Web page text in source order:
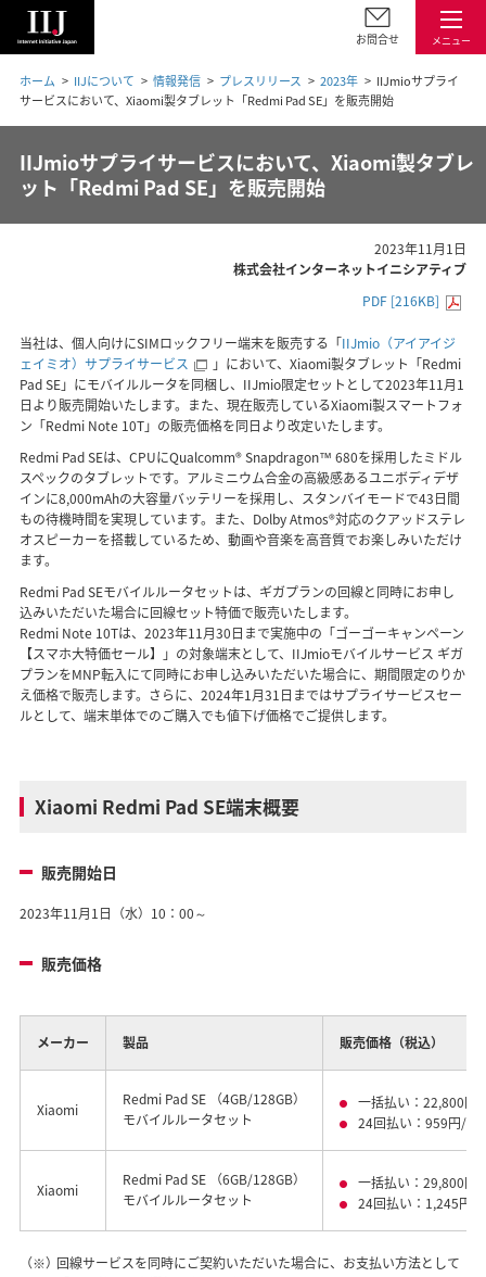
メニュー
お問合せ
ホーム IIJについて 情報発信 プレスリリース 2023年
IIJmioサプライ
サービスにおいて、Xiaomi製タブレット「Redmi Pad SE」を販売開始
IIJmioサプライサービスにおいて、Xiaomi製タブレ
ット「Redmi Pad SE」を販売開始
2023年11月1日
株式会社インターネットイニシアティブ
PDF [216KB]
当社は、個人向けにSIMロックフリー端末を販売する「IIJmio（アイアイジ
ェイミオ）サプライサービス
」において、Xiaomi製タブレット「Redmi
Pad SE」にモバイルルータを同梱し、IIJmio限定セットとして2023年11月1
日より販売開始いたします。また、現在販売しているXiaomi製スマートフォ
ン「Redmi Note 10T」の販売価格を同日より改定いたします。
Redmi Pad SEは、CPUにQualcomm® Snapdragon™ 680を採用したミドル
スペックのタブレットです。アルミニウム合金の高級感あるユニボディデザ
インに8,000mAhの大容量バッテリーを採用し、スタンバイモードで43日間
もの待機時間を実現しています。また、Dolby Atmos®対応のクアッドステレ
オスピーカーを搭載しているため、動画や音楽を高音質でお楽しみいただけ
ます。
Redmi Pad SEモバイルルータセットは、ギガプランの回線と同時にお申し
込みいただいた場合に回線セット特価で販売いたします。
Redmi Note 10Tは、2023年11月30日まで実施中の「ゴーゴーキャンペーン
【スマホ大特価セール】」の対象端末として、IIJmioモバイルサービス ギガ
プランをMNP転入にて同時にお申し込みいただいた場合に、期間限定のりか
え価格で販売します。さらに、2024年1月31日まではサプライサービスセー
ルとして、端末単体でのご購入でも値下げ価格でご提供します。
Xiaomi Redmi Pad SE端末概要
販売開始日
2023年11月1日（水）10：00～
販売価格
メーカー 製品 販売価格（税込）
Xiaomi
Redmi Pad SE （4GB/128GB）
モバイルルータセット
一括払い：22,800円
24回払い：959円/月
Xiaomi
Redmi Pad SE （6GB/128GB）
モバイルルータセット
一括払い：29,800円
24回払い：1,245円/
（※）回線サービスを同時にご契約いただいた場合に、お支払い方法として